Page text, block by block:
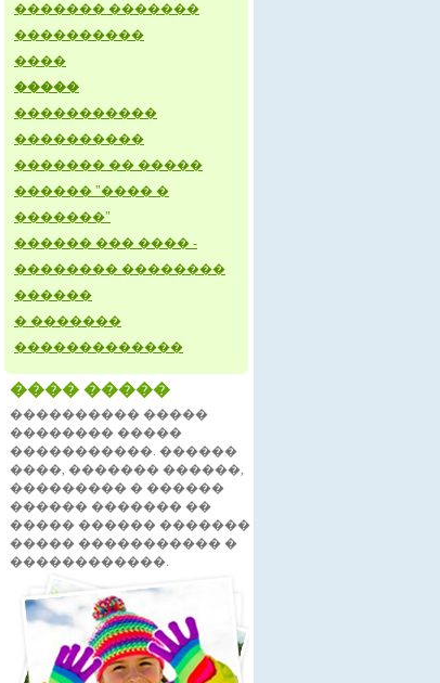
������� �������
����������
����
�����
�����������
����������
������� �� �����
������ "���� �
�������"
������ ��� ���� -
�������� ��������
������
� �������
�������������
���� �����
���������� �����
�������� �����
�����������. ������
����, ������� ������,
��������� � ������
������ ������� ��
����� ������ �������
����� ����������� �
������������.